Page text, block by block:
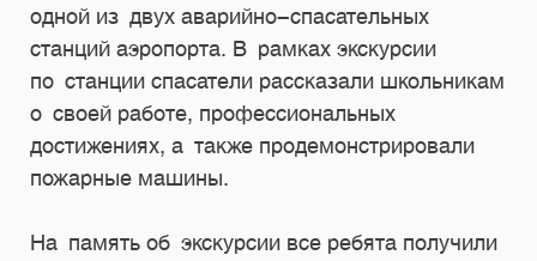
одной из двух аварийно-спасательных
станций аэропорта. В рамках экскурсии
по станции спасатели рассказали школьникам
о своей работе, профессиональных
достижениях, а также продемонстрировали
пожарные машины.
На память об экскурсии все ребята получили